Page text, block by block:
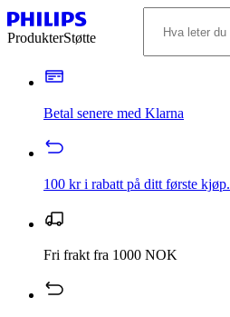
ProdukterStøtte
Betal senere med Klarna
100 kr i rabatt på ditt første kjøp.
Fri frakt fra 1000 NOK